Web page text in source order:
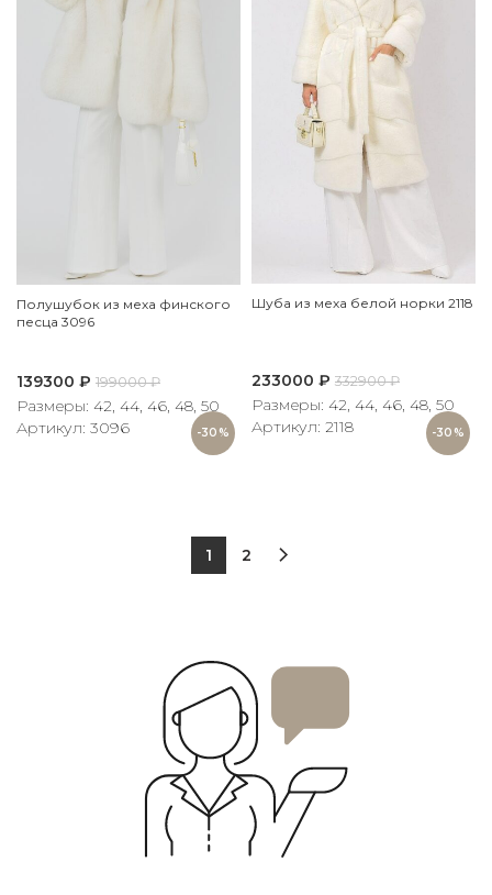
-30%
Полушубок из меха финского
песца 3096
139300 ₽ 199000₽
Размеры: 42, 44, 46, 48, 50
Артикул: 3096
-30%
Шуба из меха белой норки 2118
233000 ₽ 332900₽
Размеры: 42, 44, 46, 48, 50
Артикул: 2118
1 2